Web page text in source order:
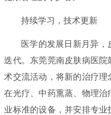
持续学习，技术更新
医学的发展日新月异
迭代。东莞莞南皮肤病医
术交流活动，将新的治疗
在光疗、中药熏蒸、物理
业标准的设备，并安排专